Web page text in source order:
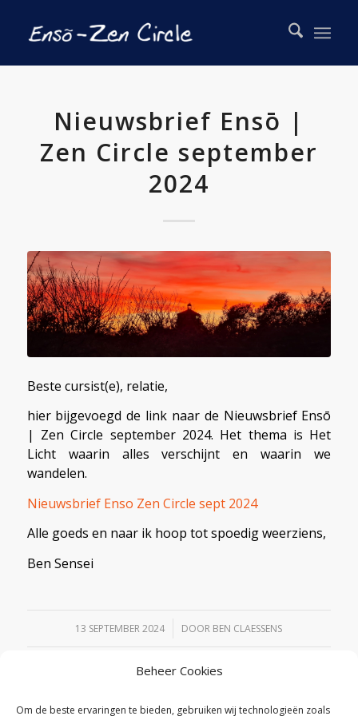
Beheer Cookies
Om de beste ervaringen te bieden, gebruiken wij technologieën zoals
Nieuwsbrief Ensō |
Zen Circle september
2024
Beste cursist(e), relatie,
hier bijgevoegd de link naar de Nieuwsbrief Ensō
| Zen Circle september 2024. Het thema is Het
Licht waarin alles verschijnt en waarin we
wandelen.
Nieuwsbrief Enso Zen Circle sept 2024
Alle goeds en naar ik hoop tot spoedig weerziens,
Ben Sensei
13 SEPTEMBER 2024
/ DOOR BEN CLAESSENS